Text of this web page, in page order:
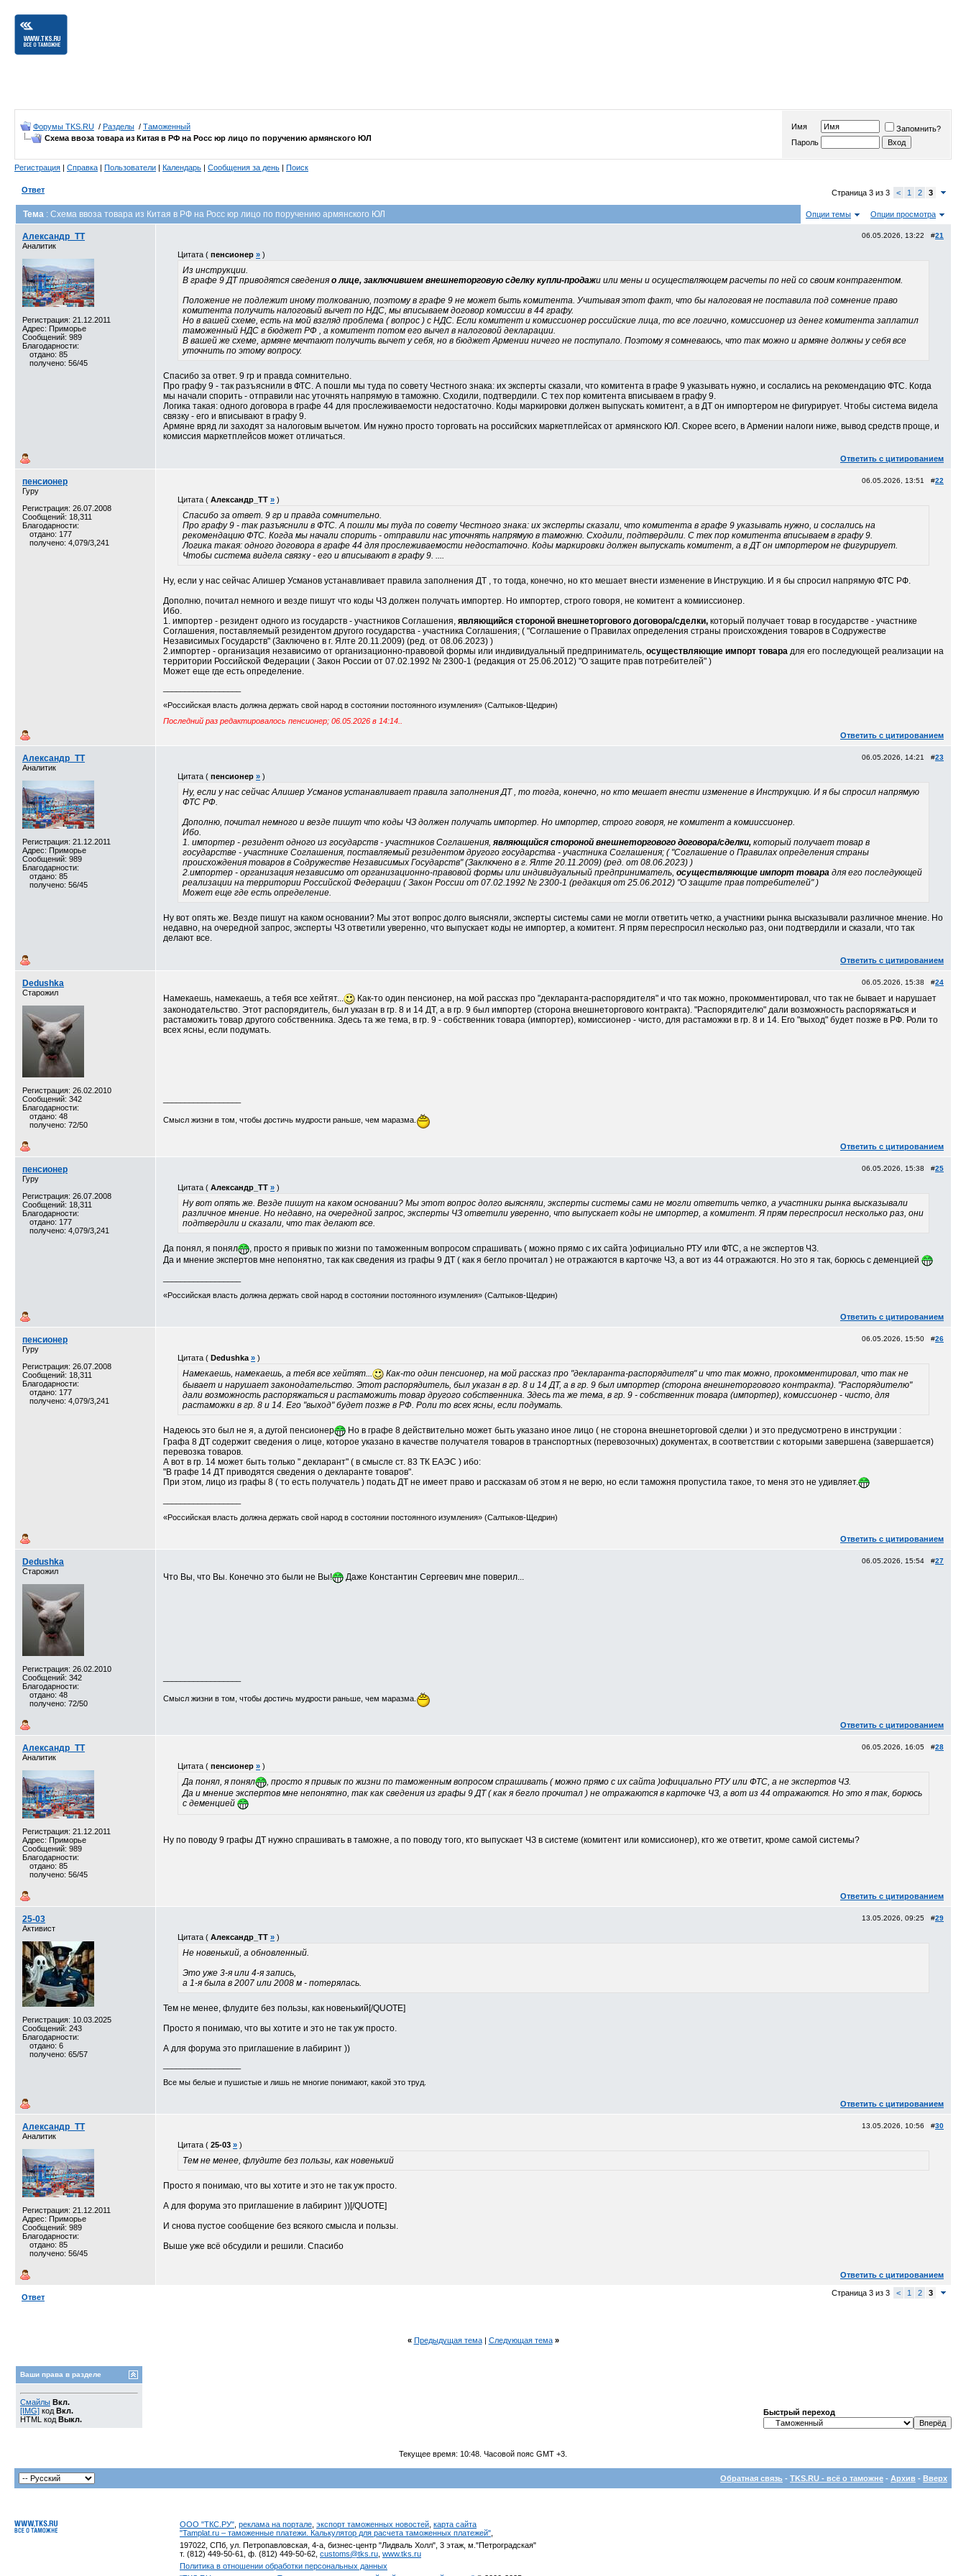
Форумы TKS.RU / Разделы / Таможенный
Схема ввоза товара из Китая в РФ на Росс юр лицо по поручению армянского ЮЛ
Имя
Запомнить?
Пароль
Регистрация | Справка | Пользователи | Календарь | Сообщения за день | Поиск
Ответ Страница 3 из 3 < 1 2 3
Тема : Схема ввоза товара из Китая в РФ на Росс юр лицо по поручению армянского ЮЛ Опции темы Опции просмотра
Александр_TT
Аналитик
Регистрация: 21.12.2011
Адрес: Приморье
Сообщений: 989
Благодарности:
отдано: 85
получено: 56/45
06.05.2026, 13:22 #21
Цитата ( пенсионер » )
Из инструкции.
В графе 9 ДТ приводятся сведения о лице, заключившем внешнеторговую сделку купли-продажи или мены и осуществляющем расчеты по ней со своим контрагентом.
Положение не подлежит иному толкованию, поэтому в графе 9 не может быть комитента. Учитывая этот факт, что бы налоговая не поставила под сомнение право
комитента получить налоговый вычет по НДС, мы вписываем договор комиссии в 44 графу.
Но в вашей схеме, есть на мой взгляд проблема ( вопрос ) с НДС. Если комитент и комиссионер российские лица, то все логично, комиссионер из денег комитента заплатил
таможенный НДС в бюджет РФ , а комитент потом его вычел в налоговой декларации.
В вашей же схеме, армяне мечтают получить вычет у себя, но в бюджет Армении ничего не поступало. Поэтому я сомневаюсь, что так можно и армяне должны у себя все
уточнить по этому вопросу.
Спасибо за ответ. 9 гр и правда сомнительно.
Про графу 9 - так разъяснили в ФТС. А пошли мы туда по совету Честного знака: их эксперты сказали, что комитента в графе 9 указывать нужно, и сослались на рекомендацию ФТС. Когда
мы начали спорить - отправили нас уточнять напрямую в таможню. Сходили, подтвердили. С тех пор комитента вписываем в графу 9.
Логика такая: одного договора в графе 44 для прослеживаемости недостаточно. Коды маркировки должен выпускать комитент, а в ДТ он импортером не фигурирует. Чтобы система видела
связку - его и вписывают в графу 9.
Армяне вряд ли заходят за налоговым вычетом. Им нужно просто торговать на российских маркетплейсах от армянского ЮЛ. Скорее всего, в Армении налоги ниже, вывод средств проще, и
комиссия маркетплейсов может отличаться.
Ответить с цитированием
пенсионер
Гуру
Регистрация: 26.07.2008
Сообщений: 18,311
Благодарности:
отдано: 177
получено: 4,079/3,241
06.05.2026, 13:51 #22
Цитата ( Александр_TT » )
Спасибо за ответ. 9 гр и правда сомнительно.
Про графу 9 - так разъяснили в ФТС. А пошли мы туда по совету Честного знака: их эксперты сказали, что комитента в графе 9 указывать нужно, и сослались на
рекомендацию ФТС. Когда мы начали спорить - отправили нас уточнять напрямую в таможню. Сходили, подтвердили. С тех пор комитента вписываем в графу 9.
Логика такая: одного договора в графе 44 для прослеживаемости недостаточно. Коды маркировки должен выпускать комитент, а в ДТ он импортером не фигурирует.
Чтобы система видела связку - его и вписывают в графу 9. ....
Ну, если у нас сейчас Алишер Усманов устанавливает правила заполнения ДТ , то тогда, конечно, но кто мешает внести изменение в Инструкцию. И я бы спросил напрямую ФТС РФ.
Дополню, почитал немного и везде пишут что коды ЧЗ должен получать импортер. Но импортер, строго говоря, не комитент а комииссионер.
Ибо.
1. импортер - резидент одного из государств - участников Соглашения, являющийся стороной внешнеторгового договора/сделки, который получает товар в государстве - участнике
Соглашения, поставляемый резидентом другого государства - участника Соглашения; ( "Соглашение о Правилах определения страны происхождения товаров в Содружестве
Независимых Государств" (Заключено в г. Ялте 20.11.2009) (ред. от 08.06.2023) )
2.импортер - организация независимо от организационно-правовой формы или индивидуальный предприниматель, осуществляющие импорт товара для его последующей реализации на
территории Российской Федерации ( Закон России от 07.02.1992 № 2300-1 (редакция от 25.06.2012) "О защите прав потребителей" )
Может еще где есть определение.
«Российская власть должна держать свой народ в состоянии постоянного изумления» (Салтыков-Щедрин)
Последний раз редактировалось пенсионер; 06.05.2026 в 14:14
Ответить с цитированием
Александр_TT
Аналитик
Регистрация: 21.12.2011
Адрес: Приморье
Сообщений: 989
Благодарности:
отдано: 85
получено: 56/45
06.05.2026, 14:21 #23
Цитата ( пенсионер » )
Ну, если у нас сейчас Алишер Усманов устанавливает правила заполнения ДТ , то тогда, конечно, но кто мешает внести изменение в Инструкцию. И я бы спросил напрямую
ФТС РФ.
Дополню, почитал немного и везде пишут что коды ЧЗ должен получать импортер. Но импортер, строго говоря, не комитент а комииссионер.
Ибо.
1. импортер - резидент одного из государств - участников Соглашения,являющийся стороной внешнеторгового договора/сделки, который получает товар в
государстве - участнике Соглашения, поставляемый резидентом другого государства - участника Соглашения; ( "Соглашение о Правилах определения страны
происхождения товаров в Содружестве Независимых Государств" (Заключено в г. Ялте 20.11.2009) (ред. от 08.06.2023) )
2.импортер - организация независимо от организационно-правовой формы или индивидуальный предприниматель, осуществляющие импорт товара для его последующей
реализации на территории Российской Федерации ( Закон России от 07.02.1992 № 2300-1 (редакция от 25.06.2012) "О защите прав потребителей" )
Может еще где есть определение.
Ну вот опять же. Везде пишут на каком основании? Мы этот вопрос долго выясняли, эксперты системы сами не могли ответить четко, а участники рынка высказывали различное мнение. Но
недавно, на очередной запрос, эксперты ЧЗ ответили уверенно, что выпускает коды не импортер, а комитент. Я прям переспросил несколько раз, они подтвердили и сказали, что так
делают все.
Ответить с цитированием
Dedushka
Старожил
Регистрация: 26.02.2010
Сообщений: 342
Благодарности:
отдано: 48
получено: 72/50
06.05.2026, 15:38 #24
Намекаешь, намекаешь, а тебя все хейтят...
Как-то один пенсионер, на мой рассказ про "декларанта-распорядителя" и что так можно, прокомментировал, что так не бывает и нарушает
законодательство. Этот распорядитель, был указан в гр. 8 и 14 ДТ, а в гр. 9 был импортер (сторона внешнеторгового контракта). "Распорядителю" дали возможность распоряжаться и
растаможить товар другого собственника. Здесь та же тема, в гр. 9 - собственник товара (импортер), комиссионер - чисто, для растаможки в гр. 8 и 14. Его "выход" будет позже в РФ. Роли то
всех ясны, если подумать.
Смысл жизни в том, чтобы достичь мудрости раньше, чем маразма.
Ответить с цитированием
пенсионер
Гуру
Регистрация: 26.07.2008
Сообщений: 18,311
Благодарности:
отдано: 177
получено: 4,079/3,241
06.05.2026, 15:38 #25
Цитата ( Александр_TT » )
Ну вот опять же. Везде пишут на каком основании? Мы этот вопрос долго выясняли, эксперты системы сами не могли ответить четко, а участники рынка высказывали
различное мнение. Но недавно, на очередной запрос, эксперты ЧЗ ответили уверенно, что выпускает коды не импортер, а комитент. Я прям переспросил несколько раз, они
подтвердили и сказали, что так делают все.
Да понял, я понял
, просто я привык по жизни по таможенным вопросом спрашивать ( можно прямо с их сайта )официально РТУ или ФТС, а не экспертов ЧЗ.
Да и мнение экспертов мне непонятно, так как сведения из графы 9 ДТ ( как я бегло прочитал ) не отражаются в карточке ЧЗ, а вот из 44 отражаются. Но это я так, борюсь с деменцией
«Российская власть должна держать свой народ в состоянии постоянного изумления» (Салтыков-Щедрин)
Ответить с цитированием
пенсионер
Гуру
Регистрация: 26.07.2008
Сообщений: 18,311
Благодарности:
отдано: 177
получено: 4,079/3,241
06.05.2026, 15:50 #26
Цитата ( Dedushka » )
Намекаешь, намекаешь, а тебя все хейтят...
Как-то один пенсионер, на мой рассказ про "декларанта-распорядителя" и что так можно, прокомментировал, что так не
бывает и нарушает законодательство. Этот распорядитель, был указан в гр. 8 и 14 ДТ, а в гр. 9 был импортер (сторона внешнеторгового контракта). "Распорядителю"
дали возможность распоряжаться и растаможить товар другого собственника. Здесь та же тема, в гр. 9 - собственник товара (импортер), комиссионер - чисто, для
растаможки в гр. 8 и 14. Его "выход" будет позже в РФ. Роли то всех ясны, если подумать.
Надеюсь это был не я, а дугой пенсионер
Но в графе 8 действительно может быть указано иное лицо ( не сторона внешнеторговой сделки ) и это предусмотрено в инструкции :
Графа 8 ДТ содержит сведения о лице, которое указано в качестве получателя товаров в транспортных (перевозочных) документах, в соответствии с которыми завершена (завершается)
перевозка товаров.
А вот в гр. 14 может быть только " декларант" ( в смысле ст. 83 ТК ЕАЭС ) ибо:
"В графе 14 ДТ приводятся сведения о декларанте товаров".
При этом, лицо из графы 8 ( то есть получатель ) подать ДТ не имеет право и рассказам об этом я не верю, но если таможня пропустила такое, то меня это не удивляет.
«Российская власть должна держать свой народ в состоянии постоянного изумления» (Салтыков-Щедрин)
Ответить с цитированием
Dedushka
Старожил
Регистрация: 26.02.2010
Сообщений: 342
Благодарности:
отдано: 48
получено: 72/50
06.05.2026, 15:54 #27
Что Вы, что Вы. Конечно это были не Вы! Даже Константин Сергеевич мне поверил...
Смысл жизни в том, чтобы достичь мудрости раньше, чем маразма.
Ответить с цитированием
Александр_TT
Аналитик
Регистрация: 21.12.2011
Адрес: Приморье
Сообщений: 989
Благодарности:
отдано: 85
получено: 56/45
06.05.2026, 16:05 #28
Цитата ( пенсионер » )
Да понял, я понял
, просто я привык по жизни по таможенным вопросом спрашивать ( можно прямо с их сайта )официально РТУ или ФТС, а не экспертов ЧЗ.
Да и мнение экспертов мне непонятно, так как сведения из графы 9 ДТ ( как я бегло прочитал ) не отражаются в карточке ЧЗ, а вот из 44 отражаются. Но это я так, борюсь
с деменцией
Ну по поводу 9 графы ДТ нужно спрашивать в таможне, а по поводу того, кто выпускает ЧЗ в системе (комитент или комиссионер), кто же ответит, кроме самой системы?
Ответить с цитированием
25-03
Активист
Регистрация: 10.03.2025
Сообщений: 243
Благодарности:
отдано: 6
получено: 65/57
13.05.2026, 09:25 #29
Цитата ( Александр_TT » )
Не новенький, а обновленный.
Это уже 3-я или 4-я запись,
а 1-я была в 2007 или 2008 м - потерялась.
Тем не менее, флудите без пользы, как новенький[/QUOTE]
Просто я понимаю, что вы хотите и это не так уж просто.
А для форума это приглашение в лабиринт ))
Все мы белые и пушистые и лишь не многие понимают, какой это труд.
Ответить с цитированием
Александр_TT
Аналитик
Регистрация: 21.12.2011
Адрес: Приморье
Сообщений: 989
Благодарности:
отдано: 85
получено: 56/45
13.05.2026, 10:56 #30
Цитата ( 25-03 » )
Тем не менее, флудите без пользы, как новенький
Просто я понимаю, что вы хотите и это не так уж просто.
А для форума это приглашение в лабиринт ))[/QUOTE]
И снова пустое сообщение без всякого смысла и пользы.
Выше уже всё обсудили и решили. Спасибо
Ответить с цитированием
Ответ Страница 3 из 3 < 1 2 3
« Предыдущая тема| Следующая тема »
Ваши права в разделе
Смайлы Вкл.
[IMG] код Вкл.
HTML код Выкл.
Быстрый переход
Текущее время: 10:48 . Часовой пояс GMT +3.
Обратная связь - TKS.RU - всё о таможне - Архив - Вверх
ООО "ТКС.РУ" реклама на портале экспорт таможенных новостей карта сайта
"Tamplat.ru – таможенные платежи. Калькулятор для расчета таможенных платежей"
197022, СПб, ул. Петропавловская, 4-а, бизнес-центр "Лидваль Холл", 3 этаж, м."Петроградская"
т. (812) 449-50-61, ф. (812) 449-50-62, customs@tks.ru www.tks.ru
Политика в отношении обработки персональных данных